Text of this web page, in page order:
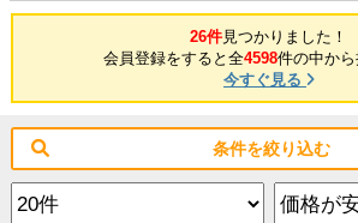
26件見つかりました！
会員登録をすると全4598件の中から
今すぐ見る
条件を絞り込む